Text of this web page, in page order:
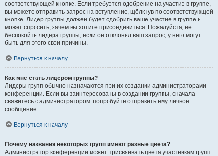
соответствующей кнопке. Если требуется одобрение на участие в группе,
вы можете отправить запрос на вступление, щёлкнув по соответствующей
кнопке. Лидер группы должен будет одобрить ваше участие в группе и
может спросить, зачем вы хотите присоединиться. Пожалуйста, не
беспокойте лидера группы, если он отклонил ваш запрос; у него могут
быть для этого свои причины.
Вернуться к началу
Как мне стать лидером группы?
Лидеры групп обычно назначаются при их создании администраторами
конференции. Если вы заинтересованы в создании группы, сначала
свяжитесь с администратором; попробуйте отправить ему личное
сообщение.
Вернуться к началу
Почему названия некоторых групп имеют разные цвета?
Администратор конференции может присваивать цвета участникам групп